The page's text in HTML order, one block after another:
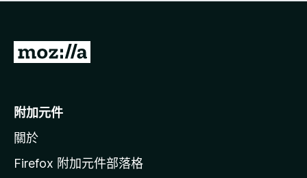
有
前
o
i
l
附加元件
關於
Firefox 附加元件部落格